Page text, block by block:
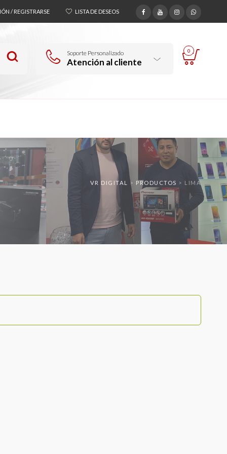
/ REGISTRARSE LISTA DE DESEOS
Soporte Personalizado
Atención al cliente
0
VR DIGITAL > PRODUCTOS > LIMA